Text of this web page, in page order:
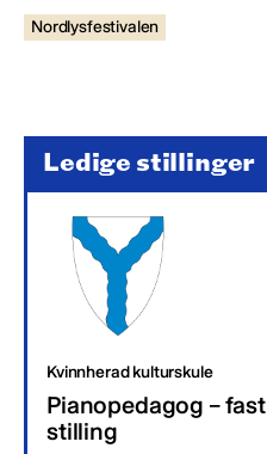
Nordlysfestivalen
Ledige stillinger
Kvinnherad kulturskule
Pianopedagog – fast
stilling